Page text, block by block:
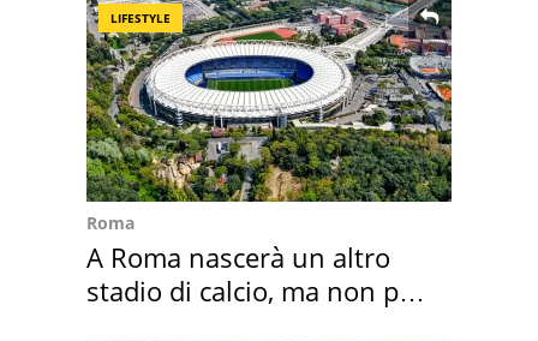
LIFESTYLE
Roma
A Roma nascerà un altro
stadio di calcio, ma non per